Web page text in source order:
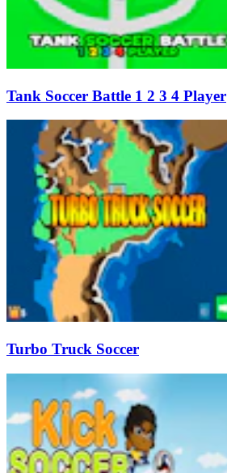
Tank Soccer Battle 1 2 3 4 Player
Turbo Truck Soccer